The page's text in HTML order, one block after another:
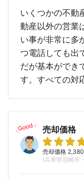
いくつかの不動
動産以外の営業
い事が非常に多
つ電話しても出
だが基本ができ
す。すべての対
売却価格
売却価格
(兵庫県尼崎市